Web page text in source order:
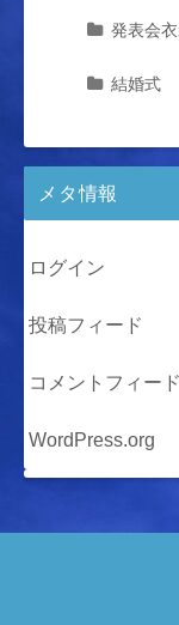
発表会
結婚式
メタ情報
ログイン
投稿フィード
コメントフィード
WordPress.org